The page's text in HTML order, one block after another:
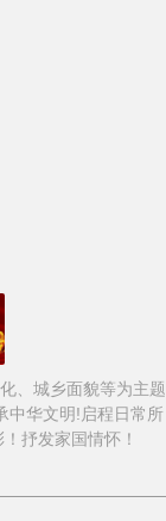
、城乡面貌等为主题
中华文明!启程日常所
抒发家国情怀！